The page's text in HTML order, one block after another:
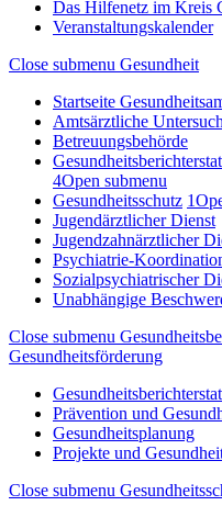
Das Hilfenetz im Kreis
Veranstaltungskalender
Close submenu Gesundheit
Startseite
Amtsärztliche
Betreuungsbehörde
4Open submenu
Gesundheitsschutz 1
Jugendärztlicher Dienst
Jugendzahnärztlicher
Psychiatrie-
Sozialpsychiatrischer
Unabhängige
Close submenu
Gesundheitsförderung
Prävention und
Gesundheitsplanung
Projekte und
Close submenu